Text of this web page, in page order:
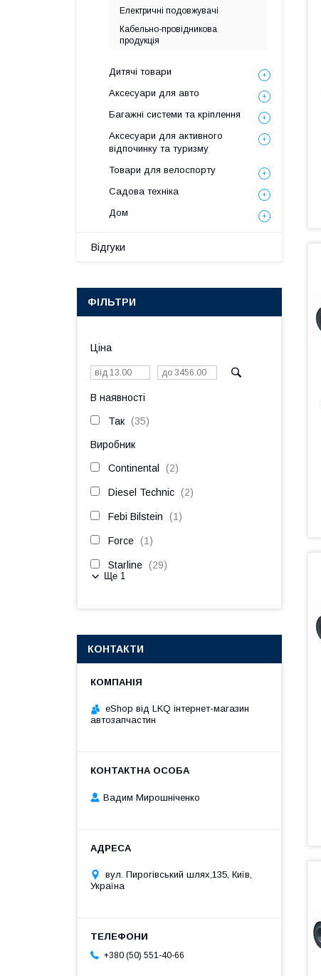
Електричні подовжувачі
Кабельно-провідникова
продукція
Дитячі товари
Аксесуари для авто
Багажні системи та кріплення
Аксесуари для активного
відпочинку та туризму
Товари для велоспорту
Садова техніка
Дом
Відгуки
ФІЛЬТРИ
Ціна
В наявності
Так 35
Виробник
Continental 2
Diesel Technic 2
Febi Bilstein 1
Force 1
Starline 29
Ще 1
КОНТАКТИ
eShop від LKQ інтернет-магазин
автозапчастин
Вадим Мирошніченко
вул. Пирогівський шлях,135, Київ,
Україна
+380 (50) 551-40-66